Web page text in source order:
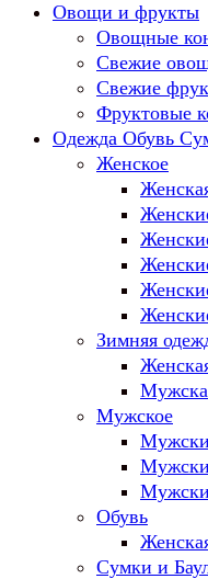
Овощи и фрукты
Овощные
Свежие
Свежие
Фруктовые
Одежда Обувь
Женское
Зимняя
Мужское
Обувь
Сумки и